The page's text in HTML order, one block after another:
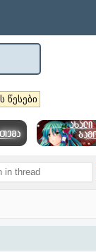
წესები